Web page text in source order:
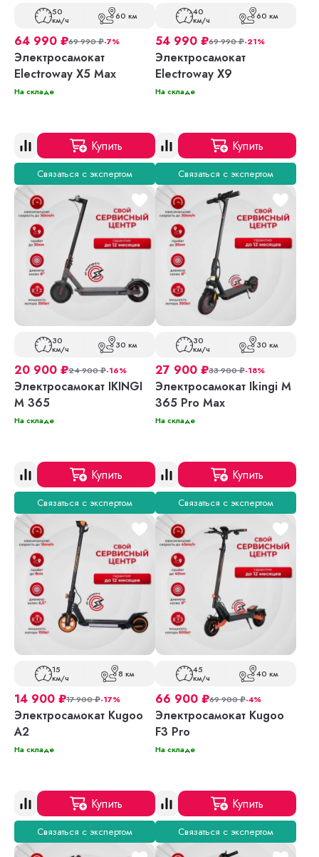
50
км/ч 60 км
64 990 ₽69 990₽-7%
Электросамокат
Electroway X5 Max
На складе
Купить
Связаться с экспертом
40
км/ч 60 км
54 990 ₽69 990₽-21%
Электросамокат
Electroway X9
На складе
Купить
Связаться с экспертом
30
км/ч 30 км
20 900 ₽24 900₽-16%
Электросамокат IKINGI
M 365
На складе
Купить
Связаться с экспертом
30
км/ч 30 км
27 900 ₽33 900₽-18%
Электросамокат Ikingi M
365 Pro Max
На складе
Купить
Связаться с экспертом
15
км/ч 8 км
14 900 ₽17 900₽-17%
Электросамокат Kugoo
A2
На складе
Купить
Связаться с экспертом
45
км/ч 40 км
66 900 ₽69 900₽-4%
Электросамокат Kugoo
F3 Pro
На складе
Купить
Связаться с экспертом